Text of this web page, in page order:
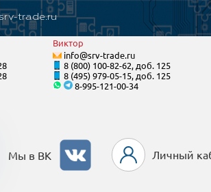
trade.ru
Виктор
info@srv-trade.ru
8 (800) 100-82-62, доб. 125
8 (495) 979-05-15, доб. 125
8-995-121-00-34
Мы в ВК Личный